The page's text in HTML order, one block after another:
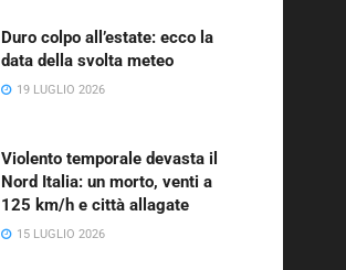
Duro colpo all’estate: ecco la
data della svolta meteo
19 LUGLIO 2026
Violento temporale devasta il
Nord Italia: un morto, venti a
125 km/h e città allagate
15 LUGLIO 2026